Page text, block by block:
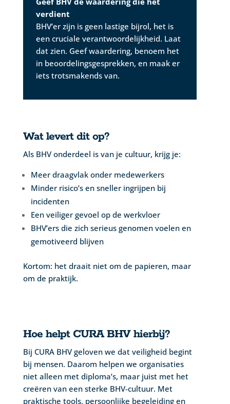
verdient
BHV’er zijn is geen lastige bijrol, het is
een cruciale verantwoordelijkheid. Laat
dat zien. Geef waardering, benoem het
in beoordelingsgesprekken, en maak er
iets trotsmakends van.
Wat levert dit op?
Als BHV onderdeel is van je cultuur, krijg je:
Meer draagvlak onder medewerkers
Minder risico’s en sneller ingrijpen bij
incidenten
Een veiliger gevoel op de werkvloer
BHV’ers die zich serieus genomen voelen en
gemotiveerd blijven
Kortom: het draait niet om de papieren, maar
om de praktijk.
Hoe helpt CURA BHV hierbij?
Bij CURA BHV geloven we dat veiligheid begint
bij mensen. Daarom helpen we organisaties
niet alleen met diploma’s, maar juist met het
creëren van een sterke BHV-cultuur. Met
praktische tools, persoonlijke begeleiding en